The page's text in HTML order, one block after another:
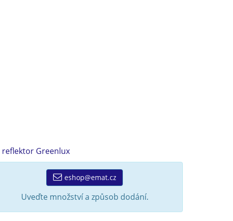
reflektor Greenlux
eshop@emat.cz
Uveďte množství a způsob dodání.